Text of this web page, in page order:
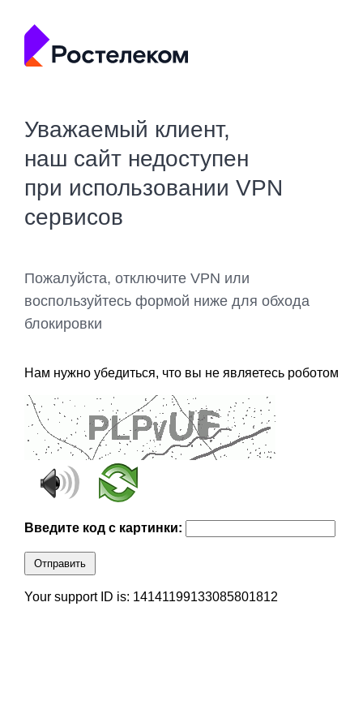
Уважаемый клиент,
наш сайт недоступен
при использовании VPN
сервисов
Пожалуйста, отключите VPN или
воспользуйтесь формой ниже для обхода
блокировки
Нам нужно убедиться, что вы не являетесь роботом
Введите код с картинки:
Отправить
Your support ID is: 14141199133085801812